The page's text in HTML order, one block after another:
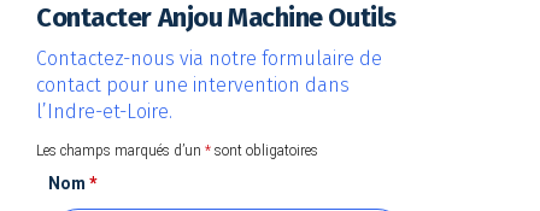
Contacter Anjou Machine Outils
Contactez-nous via notre formulaire de
contact pour une intervention dans
l’Indre-et-Loire.
Les champs marqués d’un * sont obligatoires
Nom *